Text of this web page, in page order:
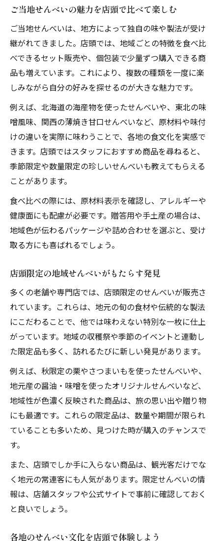
ご当地せんべいの魅力を店頭で比べて楽しむ
ご当地せんべいは、地方によって独自の味や製法が受け
継がれてきました。店頭では、地域ごとの特徴を食べ比
べできるセット販売や、個包装で少量ずつ購入できる商
品も増えています。これにより、複数の種類を一度に楽
しみながら自分の好みを探せるのが大きな魅力です。
例えば、北海道の海産物を使ったせんべいや、東北の味
噌風味、関西の薄焼き甘口せんべいなど、原材料や味付
けの違いを実際に味わうことで、各地の食文化を実感で
きます。店頭ではスタッフにおすすめ商品を尋ねると、
季節限定や数量限定の珍しいせんべいも教えてもらえる
ことがあります。
食べ比べの際には、原材料表示を確認し、アレルギーや
健康面にも配慮が必要です。贈答用や手土産の場合は、
地域色が伝わるパッケージや詰め合わせを選ぶと、受け
取る方にも喜ばれるでしょう。
店頭限定の地域せんべいがもたらす発見
多くの老舗や専門店では、店頭限定のせんべいが販売さ
れています。これらは、地元の旬の食材や伝統的な製法
にこだわることで、他では味わえない特別な一枚に仕上
がっています。地域の収穫祭や季節のイベントと連動し
た限定品も多く、訪れるたびに新しい発見があります。
例えば、秋限定の栗やさつまいもを使ったせんべいや、
地元産の醤油・味噌を使ったオリジナルせんべいなど、
地域性が色濃く反映された商品は、旅の思い出や贈り物
にも最適です。これらの限定品は、数量や期間が限られ
ていることも多いため、見つけた時が購入のチャンスで
す。
また、店頭でしか手に入らない商品は、観光客だけでな
く地元の常連客にも人気があります。限定せんべいの情
報は、店舗スタッフや公式サイトで事前に確認しておく
と良いでしょう。
各地のせんべい文化を店頭で体験しよう